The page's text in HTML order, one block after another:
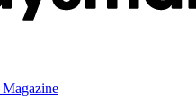
Magazine